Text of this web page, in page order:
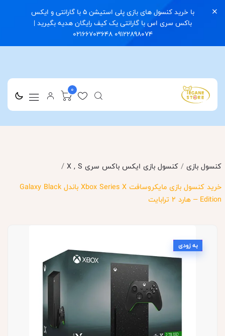
با خرید کنسول های بازی پلی استیشن 5 با گارانتی و ایکس
باکس سری اس با گارانتی یک کیف رایگان هدیه بگیرید |
09122898074 02166703648
0
کنسول بازی / کنسول بازی ایکس باکس سری X , S /
خرید کنسول بازی مایکروسافت Xbox Series X باندل Galaxy Black
Edition – هارد 2 ترابایت
به زودی